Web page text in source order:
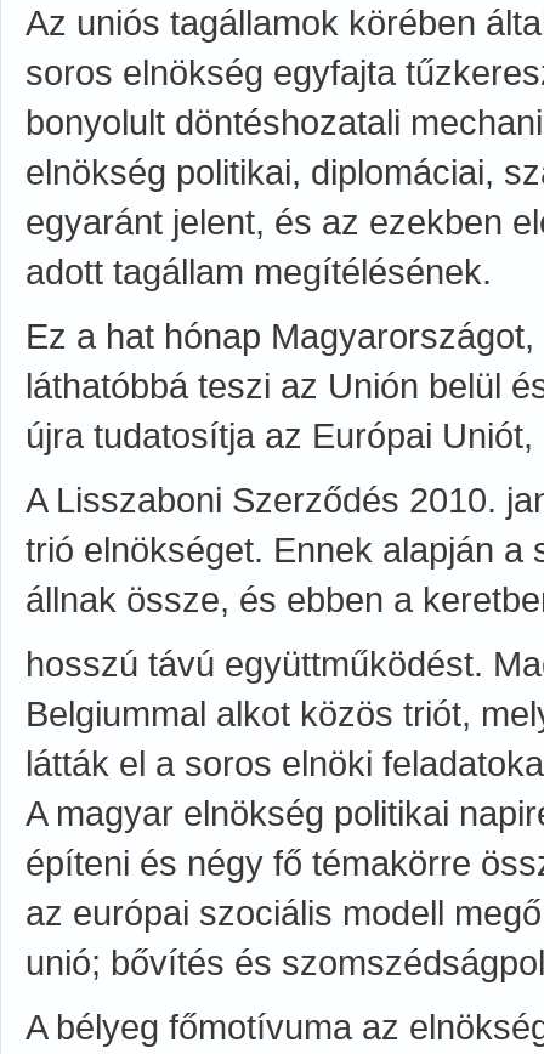
Az uniós tagállamok körében
soros elnökség egyfajta
bonyolult döntéshozatali
elnökség politikai, diplomáciai,
egyaránt jelent, és az ezekben
adott tagállam megítélésének.
Ez a hat hónap
láthatóbbá teszi az Unión belül
újra tudatosítja az Európai
A Lisszaboni Szerződés 2010.
trió elnökséget. Ennek alapján
állnak össze, és ebben a
hosszú távú együttműködést.
Belgiummal alkot közös triót,
látták el a soros elnöki
A magyar elnökség politikai
építeni és négy fő témakörre
az európai szociális modell
unió; bővítés és
A bélyeg főmotívuma az